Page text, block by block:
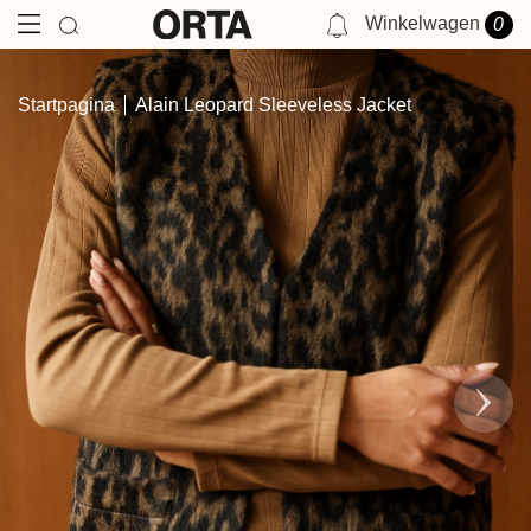
NOTIFICATIES
JE HEBT GEEN MELDING OP DIT MOMENT.
Winkelwagen 0
Startpagina Alain Leopard Sleeveless Jacket